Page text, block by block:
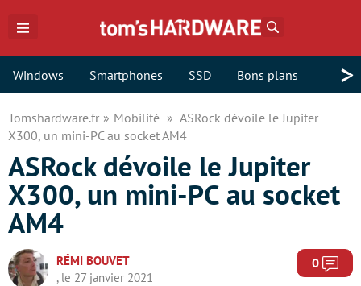
Windows Smartphones SSD Bons plans >
Tomshardware.fr Mobilité
ASRock dévoile le Jupiter
X300, un mini-PC au socket AM4
ASRock dévoile le Jupiter
X300, un mini-PC au socket
AM4
RÉMI BOUVET
, le 27 janvier 2021
0